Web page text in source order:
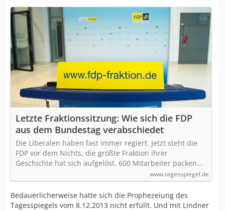
Letzte Fraktionssitzung: Wie sich die FDP
aus dem Bundestag verabschiedet
Die Liberalen haben fast immer regiert. Jetzt steht die
FDP vor dem Nichts, die größte Fraktion ihrer
Geschichte hat sich aufgelöst. 600 Mitarbeiter packen…
www.tagesspiegel.de
Bedauerlicherweise hatte sich die Prophezeiung des
Tagesspiegels vom 8.12.2013 nicht erfüllt. Und mit Lindner